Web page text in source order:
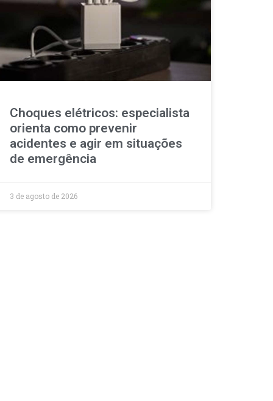
Choques elétricos: especialista
orienta como prevenir
acidentes e agir em situações
de emergência
3 de agosto de 2026